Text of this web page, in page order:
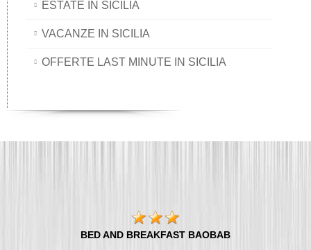
ESTATE IN SICILIA
VACANZE IN SICILIA
OFFERTE LAST MINUTE IN SICILIA
BED AND BREAKFAST BAOBAB